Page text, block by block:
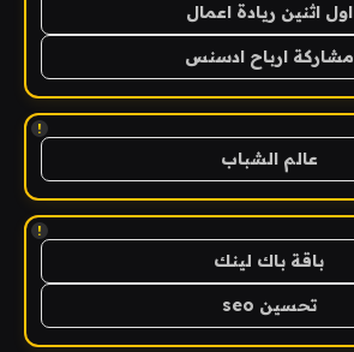
اول اثنين ريادة اعمال
مشاركة ارباح ادسنس
!
عالم الشباب
!
باقة باك لينك
تحسين seo